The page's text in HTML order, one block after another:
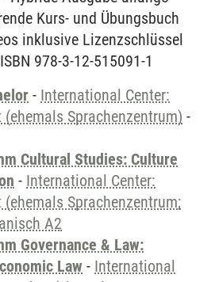
Kurs- und Übungsbuch
inklusive Lizenzschlüssel
978-3-12-515091-1
- International Center:
(ehemals Sprachenzentrum) -
Cultural Studies: Culture
- International Center:
(ehemals Sprachenzentrum;
A2
Governance & Law:
Law - International